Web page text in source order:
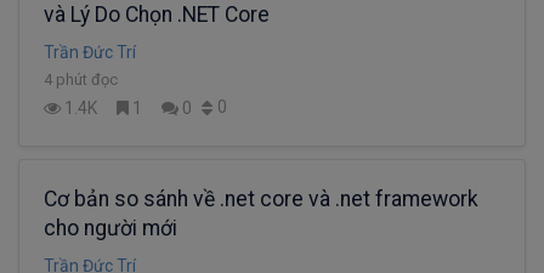
và Lý Do Chọn .NET Core
Trần Đức Trí
4 phút đọc
1.4K 1 0 0
Cơ bản so sánh về .net core và .net framework
cho người mới
Trần Đức Trí